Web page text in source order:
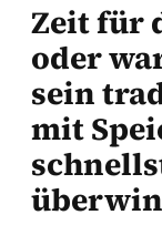
Zeit für
oder
sein
mit